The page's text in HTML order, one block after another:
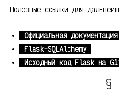
Полезные ссылки для
Официальная
Flask-SQLAlchemy
Исходный код Flask на